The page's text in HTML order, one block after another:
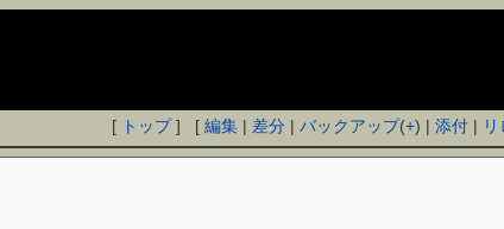
[ トップ] [編集 | 差分 |バックアップ(+) |添付 |